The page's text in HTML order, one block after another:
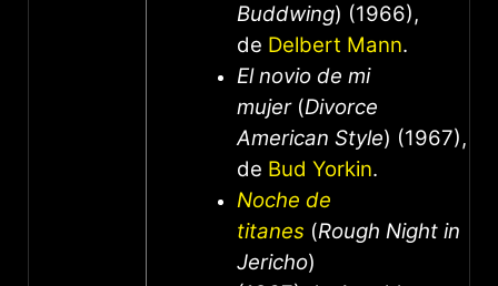
Buddwing) (1966),
de Delbert Mann.
El novio de mi
mujer(Divorce
American Style) (1967),
de Bud Yorkin.
Noche de
titanes (Rough Night in
Jericho)